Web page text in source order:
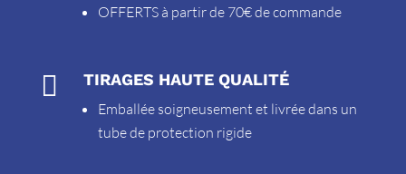
OFFERTS à partir de 70€ de commande
 TIRAGES HAUTE QUALITÉ
Emballée soigneusement et livrée dans un
tube de protection rigide